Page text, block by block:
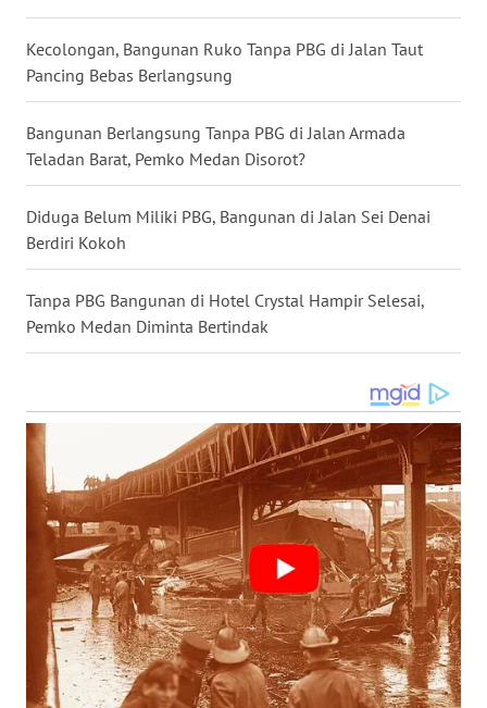
Kecolongan, Bangunan Ruko Tanpa PBG di Jalan Taut
Pancing Bebas Berlangsung
Bangunan Berlangsung Tanpa PBG di Jalan Armada
Teladan Barat, Pemko Medan Disorot?
Diduga Belum Miliki PBG, Bangunan di Jalan Sei Denai
Berdiri Kokoh
Tanpa PBG Bangunan di Hotel Crystal Hampir Selesai,
Pemko Medan Diminta Bertindak
MALUT
WN
DAIRI
WN
DANAU
TOBA
WN
NIAS
WN
WN
TAPANULI
SELATAN
WN
TANJUNG
LESUNG
WN